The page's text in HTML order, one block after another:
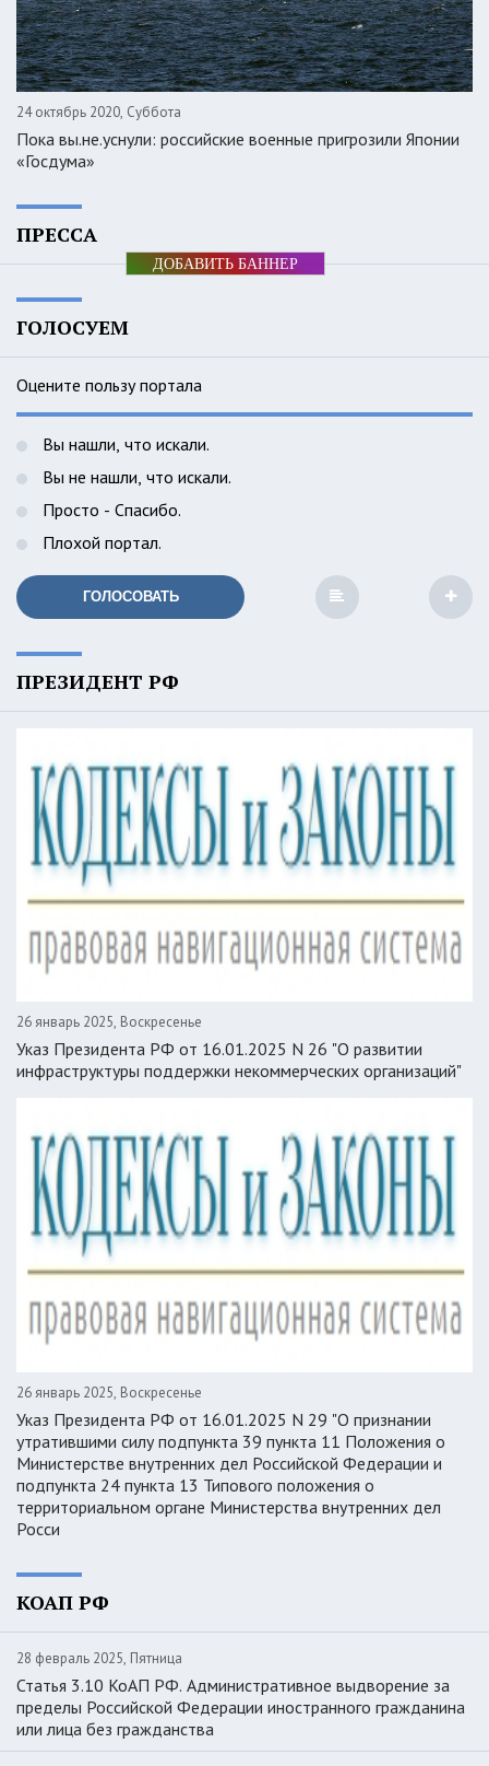
24 октябрь 2020, Суббота
Пока вы.не.уснули: российские военные пригрозили Японии
«Госдума»
ПРЕССА
ДОБАВИТЬ БАННЕР
ГОЛОСУЕМ
Оцените пользу портала
Вы нашли, что искали.
Вы не нашли, что искали.
Просто - Спасибо.
Плохой портал.
ГОЛОСОВАТЬ
ПРЕЗИДЕНТ РФ
26 январь 2025, Воскресенье
Указ Президента РФ от 16.01.2025 N 26 "О развитии
инфраструктуры поддержки некоммерческих организаций"
26 январь 2025, Воскресенье
Указ Президента РФ от 16.01.2025 N 29 "О признании
утратившими силу подпункта 39 пункта 11 Положения о
Министерстве внутренних дел Российской Федерации и
подпункта 24 пункта 13 Типового положения о
территориальном органе Министерства внутренних дел
Росси
КОАП РФ
28 февраль 2025, Пятница
Статья 3.10 КоАП РФ. Административное выдворение за
пределы Российской Федерации иностранного гражданина
или лица без гражданства